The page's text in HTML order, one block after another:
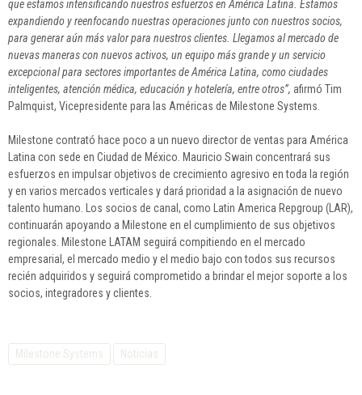
que estamos intensificando nuestros esfuerzos en América Latina. Estamos
expandiendo y reenfocando nuestras operaciones junto con nuestros socios,
para generar aún más valor para nuestros clientes. Llegamos al mercado de
nuevas maneras con nuevos activos, un equipo más grande y un servicio
excepcional para sectores importantes de América Latina, como ciudades
inteligentes, atención médica, educación y hotelería, entre otros”, afirmó Tim
Palmquist, Vicepresidente para las Américas de Milestone Systems.
Milestone contrató hace poco a un nuevo director de ventas para América
Latina con sede en Ciudad de México. Mauricio Swain concentrará sus
esfuerzos en impulsar objetivos de crecimiento agresivo en toda la región
y en varios mercados verticales y dará prioridad a la asignación de nuevo
talento humano. Los socios de canal, como Latin America Repgroup (LAR),
continuarán apoyando a Milestone en el cumplimiento de sus objetivos
regionales. Milestone LATAM seguirá compitiendo en el mercado
empresarial, el mercado medio y el medio bajo con todos sus recursos
recién adquiridos y seguirá comprometido a brindar el mejor soporte a los
socios, integradores y clientes.
Milestone Systems Noticias